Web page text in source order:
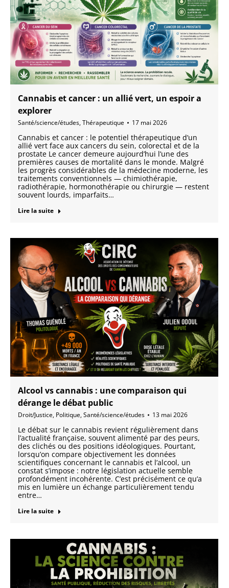
Cannabis et cancer : un allié vert, un espoir a
explorer
Santé/science/études,Thérapeutique 17 mai 2026
Cannabis et cancer : le potentiel thérapeutique d’un
allié vert face aux cancers du sein, colorectal et de la
prostate Le cancer demeure aujourd’hui l’une des
premières causes de mortalité dans le monde. Malgré
les progrès considérables de la médecine moderne, les
traitements conventionnels — chimiothérapie,
radiothérapie, hormonothérapie ou chirurgie — restent
souvent lourds, imparfaits…
Lire la suite
Alcool vs cannabis : une comparaison qui
dérange le débat public
Droit/Justice, Politique,Santé/science/études 13 mai 2026
Le débat sur le cannabis revient régulièrement dans
l’actualité française, souvent alimenté par des peurs,
des clichés ou des positions idéologiques. Pourtant,
lorsqu’on compare objectivement les données
scientifiques concernant le cannabis et l’alcool, un
constat s’impose : notre législation actuelle semble
profondément incohérente. C’est précisément ce qu’a
mis en lumière un échange particulièrement tendu
entre…
Lire la suite